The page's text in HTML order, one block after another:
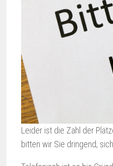
Leider ist die Zahl der
bitten wir Sie dringend,